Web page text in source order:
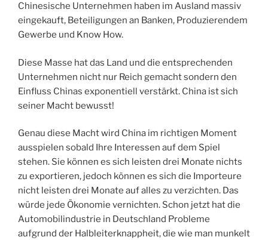
Chinesische Unternehmen haben im Ausland massiv
eingekauft, Beteiligungen an Banken, Produzierendem
Gewerbe und Know How.
Diese Masse hat das Land und die entsprechenden
Unternehmen nicht nur Reich gemacht sondern den
Einfluss Chinas exponentiell verstärkt. China ist sich
seiner Macht bewusst!
Genau diese Macht wird China im richtigen Moment
ausspielen sobald Ihre Interessen auf dem Spiel
stehen. Sie können es sich leisten drei Monate nichts
zu exportieren, jedoch können es sich die Importeure
nicht leisten drei Monate auf alles zu verzichten. Das
würde jede Ökonomie vernichten. Schon jetzt hat die
Automobilindustrie in Deutschland Probleme
aufgrund der Halbleiterknappheit, die wie man munkelt